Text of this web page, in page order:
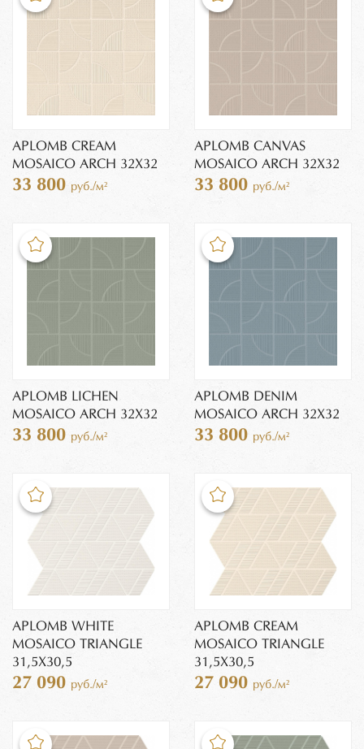
APLOMB CREAM
MOSAICO ARCH 32X32
33 800 руб./м²
APLOMB CANVAS
MOSAICO ARCH 32X32
33 800 руб./м²
APLOMB LICHEN
MOSAICO ARCH 32X32
33 800 руб./м²
APLOMB DENIM
MOSAICO ARCH 32X32
33 800 руб./м²
APLOMB WHITE
MOSAICO TRIANGLE
31,5X30,5
27 090 руб./м²
APLOMB CREAM
MOSAICO TRIANGLE
31,5X30,5
27 090 руб./м²